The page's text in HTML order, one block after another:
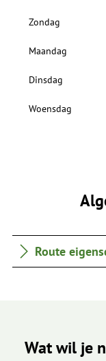
Zondag
Maandag
Dinsdag
Woensdag
Route
Wat wil je